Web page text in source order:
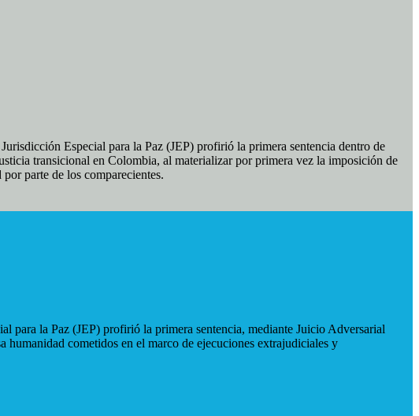
Especial para la Paz (JEP) profirió la primera sentencia dentro de
transicional en Colombia, al materializar por primera vez la imposición de
parte de los comparecientes.
para la Paz (JEP) profirió la primera sentencia, mediante Juicio Adversarial
cometidos en el marco de ejecuciones extrajudiciales y